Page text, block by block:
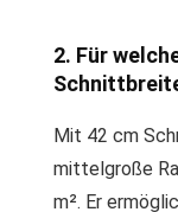
2. Für
Mit 42 cm
mittelgroße
m². Er